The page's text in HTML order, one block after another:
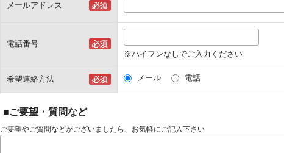
メールアドレス
電話番号
※ハイフンなしでご入力ください
希望連絡方法 メール 電話
■ご要望・質問など
ご要望やご質問などがございましたら、お気軽にご記入下さい